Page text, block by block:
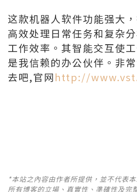
这款机器人软件功能强大
高效处理日常任务和复杂
工作效率。其智能交互使
是我信赖的办公伙伴。非
去吧,官网http://
*本站之內容由作者所提供，並不代表
所有博客的立場、真實性、準確性及完